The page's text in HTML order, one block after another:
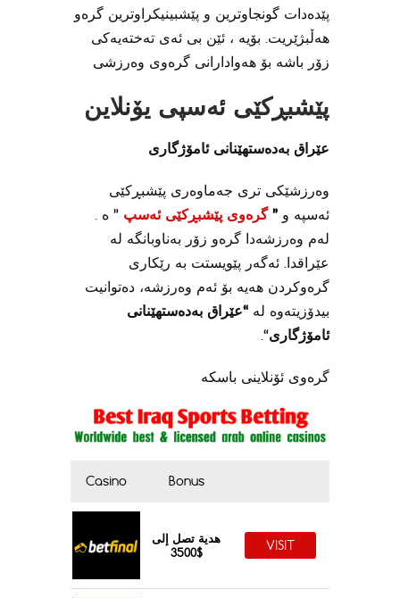
پێدەدات گونجاوترین و پێشبینیکراوترین گرەو
هەڵبژێریت. بۆیە ، ئێن بی ئەی تەختەیەکی
زۆر باشە بۆ هەوادارانی گرەوی وەرزشی
پێشبڕکێی ئەسپی یۆنلاین
عێراق بەدەستهێنانی ئامۆژگاری
وەرزشێکی تری جەماوەری پێشبڕکێی
ئەسپە و ”گرەوی پێشبڕکێی ئەسپ ” ە .
لەم وەرزشەدا گرەو زۆر بەناوبانگە لە
عێراقدا. ئەگەر پێویستت بە رێکاری
گرەوکردن هەیە بۆ ئەم وەرزشە، دەتوانیت
بیدۆزیتەوە لە “عێراق بەدەستهێنانی
ئامۆژگاری“.
گرەوی ئۆنلاینی باسکە
Casino Bonus
هدية تصل إلى
$3500
VISIT